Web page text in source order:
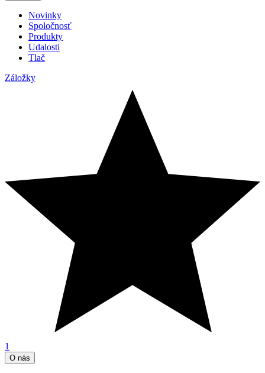
Novinky
Spoločnosť
Produkty
Udalosti
Tlač
Záložky
1
O nás